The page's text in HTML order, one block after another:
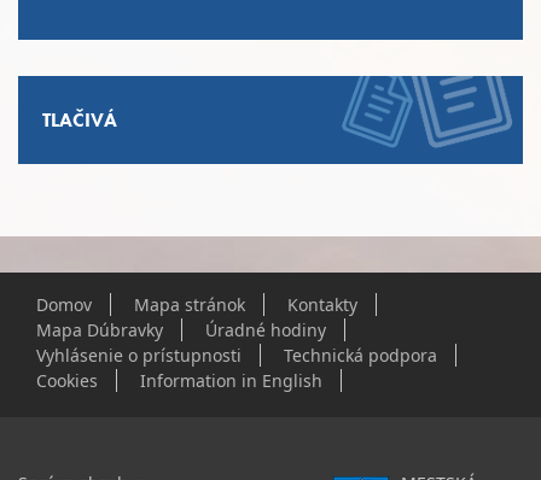
TLAČIVÁ
Domov Mapa stránok
Kontakty
Mapa Dúbravky
Úradné hodiny
Vyhlásenie o prístupnosti
Technická podpora
Cookies
Information in English